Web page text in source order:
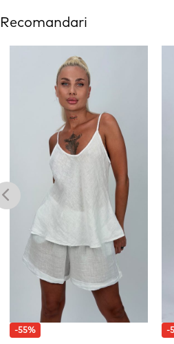
Recomandari
-55% -